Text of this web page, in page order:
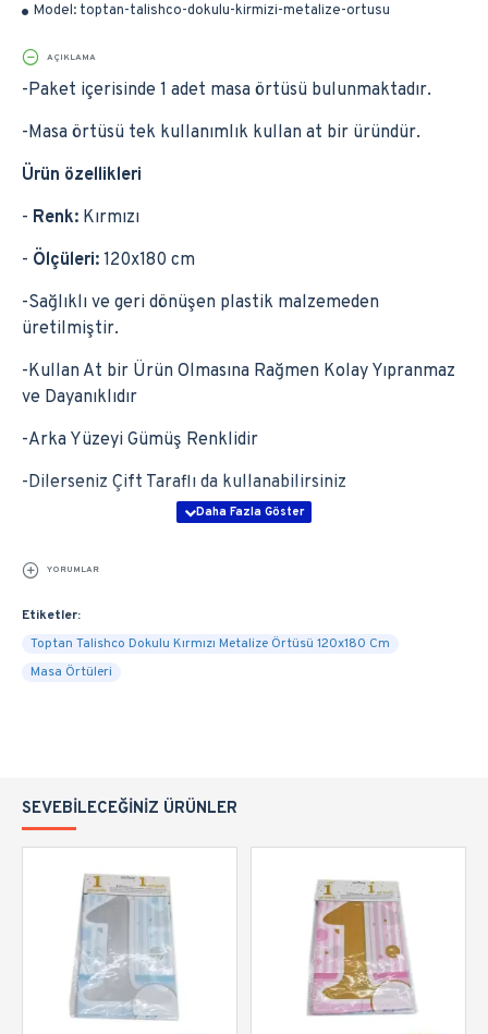
Model: toptan-talishco-dokulu-kirmizi-metalize-ortusu
AÇIKLAMA
-Paket içerisinde 1 adet masa örtüsü bulunmaktadır.
-Masa örtüsü tek kullanımlık kullan at bir üründür.
Ürün özellikleri
- Renk: Kırmızı
- Ölçüleri: 120x180 cm
-Sağlıklı ve geri dönüşen plastik malzemeden
üretilmiştir.
-Kullan At bir Ürün Olmasına Rağmen Kolay Yıpranmaz
ve Dayanıklıdır
-Arka Yüzeyi Gümüş Renklidir
-Dilerseniz Çift Taraflı da kullanabilirsiniz
YORUMLAR
Etiketler:
Toptan Talishco Dokulu Kırmızı Metalize Örtüsü 120x180 Cm
Masa Örtüleri
SEVEBILECEĞINIZ ÜRÜNLER